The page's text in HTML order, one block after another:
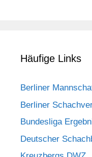
Häufige Links
Berliner
Berliner
Bundesliga
Deutscher